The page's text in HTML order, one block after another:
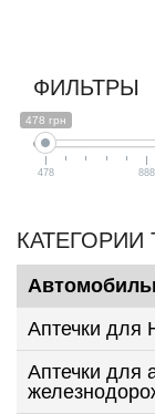
ФИЛЬТРЫ
478 грн
478 888
КАТЕГОРИИ
Аптечки для
Аптечки для